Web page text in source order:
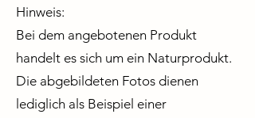
Hinweis:
Bei dem angebotenen Produkt
handelt es sich um ein Naturprodukt.
Die abgebildeten Fotos dienen
lediglich als Beispiel einer